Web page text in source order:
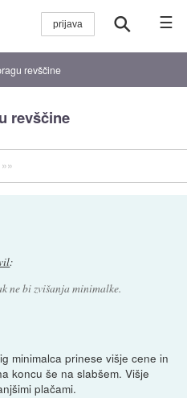
☰
revščine
revščine
»»
:
ne bi zvišanja minimalke.
minimalca prinese višje cene in
koncu še na slabšem. Višje
plačami.